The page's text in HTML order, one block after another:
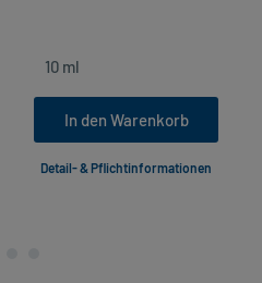
In den Warenkorb
Detail- & Pflichtinformationen